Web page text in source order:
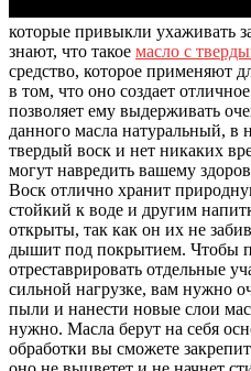
которые привыкли ухаживать
знают, что такое масло с
средство, которое применяют
в том, что оно создает
позволяет ему выдерживать
данного масла натуральный, в
твердый воск и нет никаких
могут навредить вашему
Воск отлично хранит
стойкий к воде и другим
открыты, так как он их не
дышит под покрытием. Чтобы
отреставрировать отдельные
сильной нагрузке, вам нужно
пыли и нанести новые слои
нужно. Масла берут на себя
обработки вы сможете